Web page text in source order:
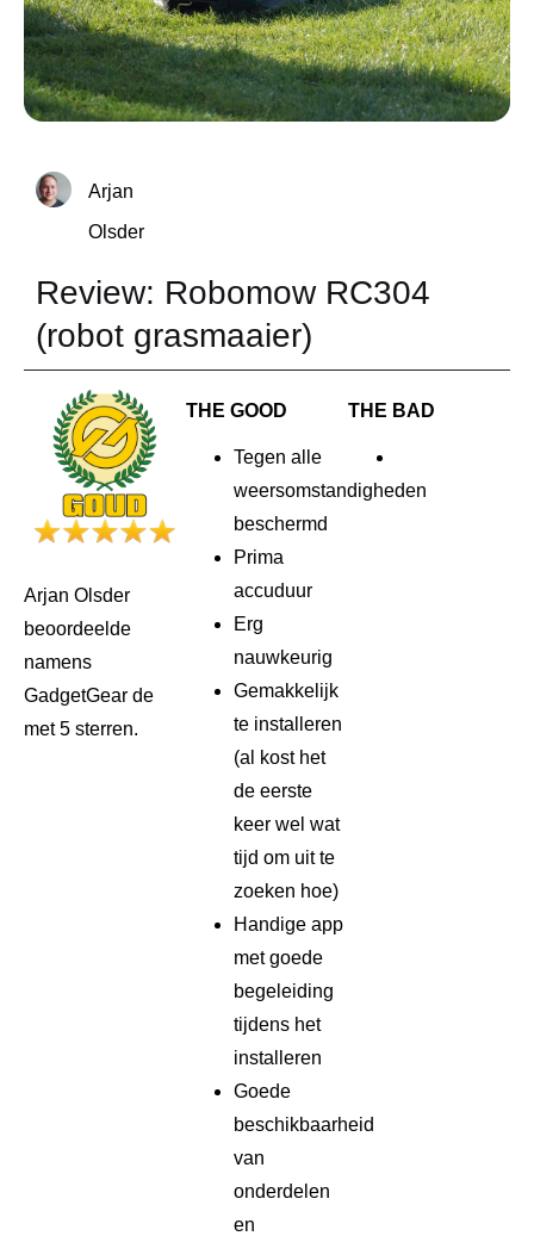
Arjan
Olsder
Review: Robomow RC304
(robot grasmaaier)
Arjan Olsder
beoordeelde
namens
GadgetGear de
met 5 sterren.
THE GOOD
Tegen alle
weersomstandigheden
beschermd
Prima
accuduur
Erg
nauwkeurig
Gemakkelijk
te installeren
(al kost het
de eerste
keer wel wat
tijd om uit te
zoeken hoe)
Handige app
met goede
begeleiding
tijdens het
installeren
Goede
beschikbaarheid
van
onderdelen
en
THE BAD